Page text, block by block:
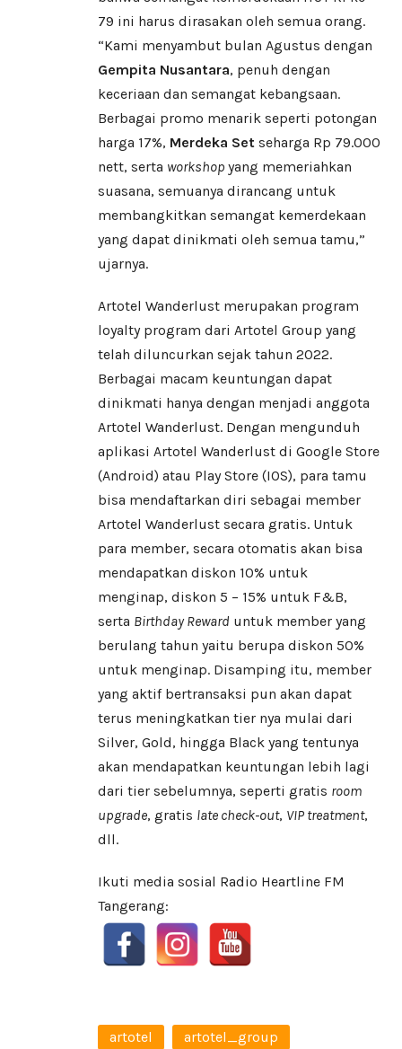
79 ini harus dirasakan oleh semua orang.
“Kami menyambut bulan Agustus dengan
Gempita Nusantara, penuh dengan
keceriaan dan semangat kebangsaan.
Berbagai promo menarik seperti potongan
harga 17%, Merdeka Set seharga Rp 79.000
nett, serta workshop yang memeriahkan
suasana, semuanya dirancang untuk
membangkitkan semangat kemerdekaan
yang dapat dinikmati oleh semua tamu,”
ujarnya.
Artotel Wanderlust merupakan program
loyalty program dari Artotel Group yang
telah diluncurkan sejak tahun 2022.
Berbagai macam keuntungan dapat
dinikmati hanya dengan menjadi anggota
Artotel Wanderlust. Dengan mengunduh
aplikasi Artotel Wanderlust di Google Store
(Android) atau Play Store (IOS), para tamu
bisa mendaftarkan diri sebagai member
Artotel Wanderlust secara gratis. Untuk
para member, secara otomatis akan bisa
mendapatkan diskon 10% untuk
menginap, diskon 5 – 15% untuk F&B,
serta Birthday Reward untuk member yang
berulang tahun yaitu berupa diskon 50%
untuk menginap. Disamping itu, member
yang aktif bertransaksi pun akan dapat
terus meningkatkan tier nya mulai dari
Silver, Gold, hingga Black yang tentunya
akan mendapatkan keuntungan lebih lagi
dari tier sebelumnya, seperti gratis room
upgrade, gratis late check-out, VIP treatment,
dll.
Ikuti media sosial Radio Heartline FM
Tangerang:
artotel
artotel_group